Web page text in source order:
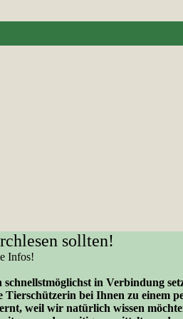
sollten!
Infos!
in Verbindung
bei Ihnen zu einem
weil wir natürlich wissen